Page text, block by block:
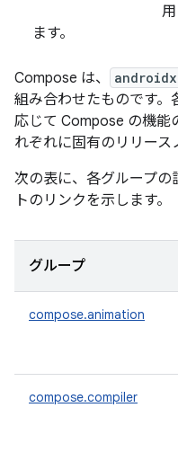
ます。
Compose は、 androidx
組み合わせたものです。
応じて Compose の機能
れぞれに固有のリリース
次の表に、各グループの
トのリンクを示します。
グループ
compose.animation
compose.compiler